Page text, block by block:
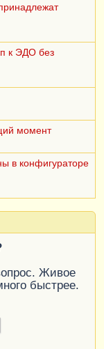
diffgram
=
к ЭДО без
момент
в конфигураторе
Живое
быстрее.